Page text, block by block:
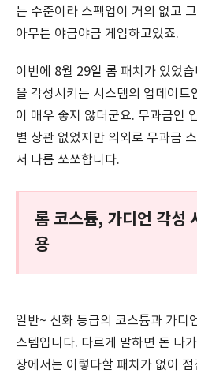
는 수준이라 스펙업이 거의 없고
아무튼 야금야금 게임하고있죠.
이번에 8월 29일 롬 패치가 있었
을 각성시키는 시스템의 업데이트
이 매우 좋지 않더군요. 무과금인
별 상관 없었지만 의외로 무과금
서 나름 쏘쏘합니다.
롬 코스튬, 가디언 각성
용
일반~ 신화 등급의 코스튬과 가디
스템입니다. 다르게 말하면 돈 나
장에서는 이렇다할 패치가 없이